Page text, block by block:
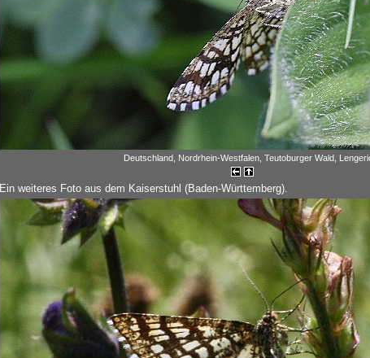
Deutschland, Nordrhein-Westfalen, Teutoburger Wald,
Ein weiteres Foto aus dem Kaiserstuhl (Baden-Württemberg).